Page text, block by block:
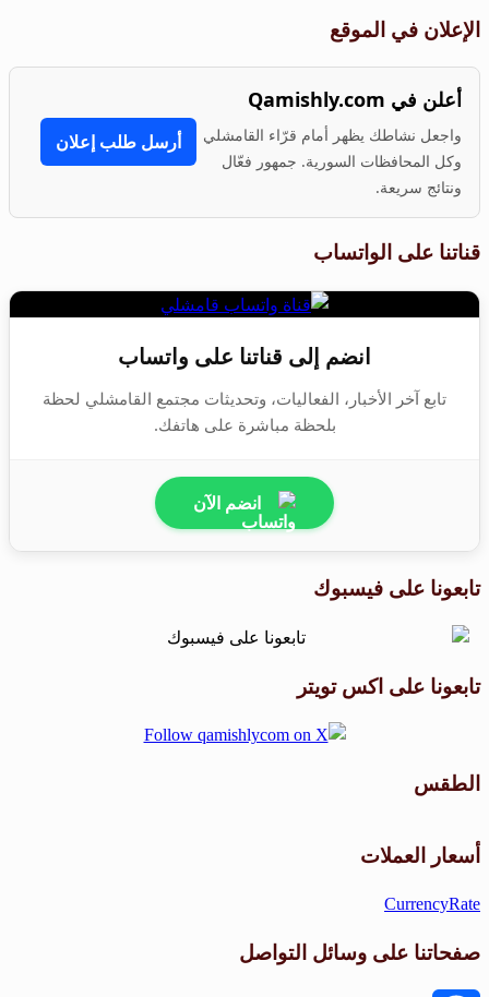
الإعلان في الموقع
أعلن في Qamishly.com
واجعل نشاطك يظهر أمام قرّاء القامشلي
وكل المحافظات السورية. جمهور فعّال
ونتائج سريعة.
أرسل طلب إعلان
قناتنا على الواتساب
انضم إلى قناتنا على واتساب
تابع آخر الأخبار، الفعاليات، وتحديثات مجتمع القامشلي لحظة
بلحظة مباشرة على هاتفك.
انضم الآن
تابعونا على فيسبوك
تابعونا على اكس تويتر
الطقس
أسعار العملات
CurrencyRate
صفحاتنا على وسائل التواصل